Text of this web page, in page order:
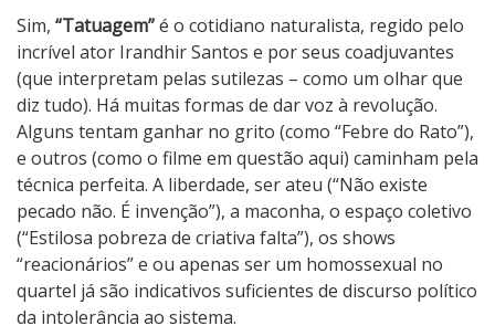
Sim, “Tatuagem”é o cotidiano naturalista, regido pelo
incrível ator Irandhir Santos e por seus coadjuvantes
(que interpretam pelas sutilezas – como um olhar que
diz tudo). Há muitas formas de dar voz à revolução.
Alguns tentam ganhar no grito (como “Febre do Rato”),
e outros (como o filme em questão aqui) caminham pela
técnica perfeita. A liberdade, ser ateu (“Não existe
pecado não. É invenção”), a maconha, o espaço coletivo
(“Estilosa pobreza de criativa falta”), os shows
“reacionários” e ou apenas ser um homossexual no
quartel já são indicativos suficientes de discurso político
da intolerância ao sistema.